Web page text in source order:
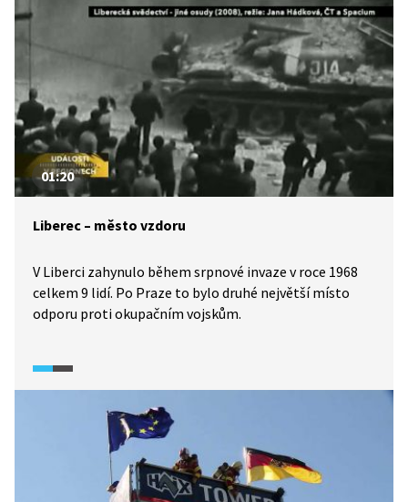
01:20
Liberec – město vzdoru
V Liberci zahynulo během srpnové invaze v roce 1968
celkem 9 lidí. Po Praze to bylo druhé největší místo
odporu proti okupačním vojskům.